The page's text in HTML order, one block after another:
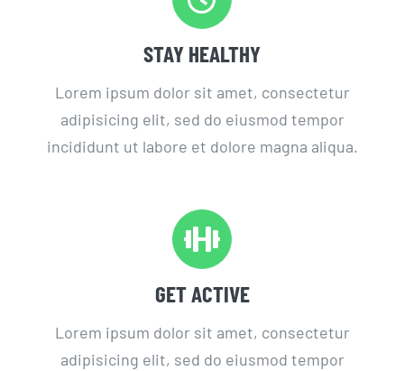
STAY HEALTHY
Lorem ipsum dolor sit amet, consectetur
adipisicing elit, sed do eiusmod tempor
incididunt ut labore et dolore magna aliqua.
GET ACTIVE
Lorem ipsum dolor sit amet, consectetur
adipisicing elit, sed do eiusmod tempor